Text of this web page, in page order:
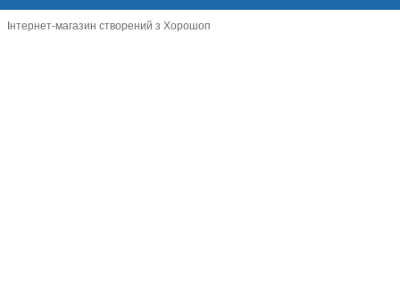
Інтернет-магазин створений з Хорошоп